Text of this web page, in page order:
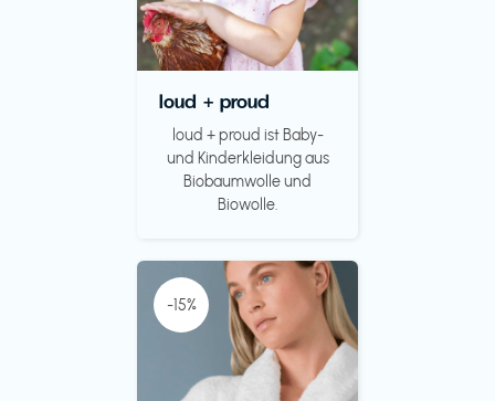
loud + proud
loud + proud ist Baby-
und Kinderkleidung aus
Biobaumwolle und
Biowolle.
-15%